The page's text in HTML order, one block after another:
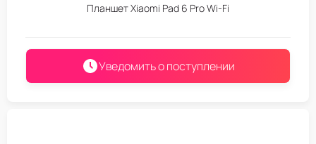
Планшет Xiaomi Pad 6 Pro Wi-Fi
Уведомить о поступлении